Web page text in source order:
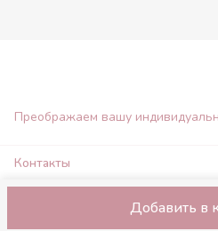
Добавить в
Преображаем вашу
Контакты
Адрес
город Нижний Новгород, ул.
Правила